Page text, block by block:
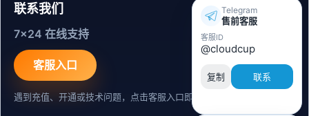
联系我们
7x24 在线支持
客服入口
遇到充值、开通或技术问题，点击客服入口即可联系。
Telegram
售前客服
客服ID
@cloudcup
复制 联系